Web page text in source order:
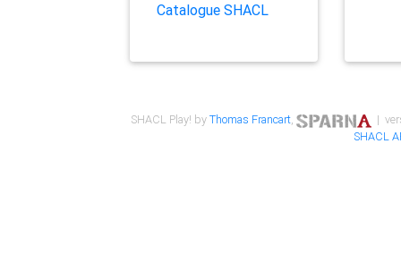
Catalogue SHACL
SHACL Play! byThomas Francart,
|
SHACL